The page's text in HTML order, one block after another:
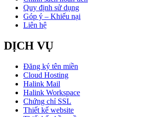
Quy định sử dụng
Góp ý – Khiếu nại
Liên hệ
DỊCH VỤ
Đăng ký tên miền
Cloud Hosting
Halink Mail
Halink Workspace
Chứng chỉ SSL
Thiết kế website